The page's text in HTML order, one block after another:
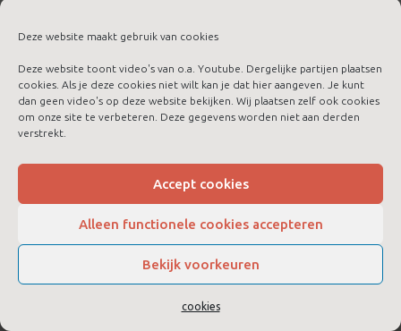
Deze website maakt gebruik van cookies
Deze website toont video's van o.a. Youtube. Dergelijke partijen plaatsen
cookies. Als je deze cookies niet wilt kan je dat hier aangeven. Je kunt
dan geen video's op deze website bekijken. Wij plaatsen zelf ook cookies
om onze site te verbeteren. Deze gegevens worden niet aan derden
verstrekt.
Accept cookies
Alleen functionele cookies accepteren
Bekijk voorkeuren
cookies
LTC Boost voor jezelf